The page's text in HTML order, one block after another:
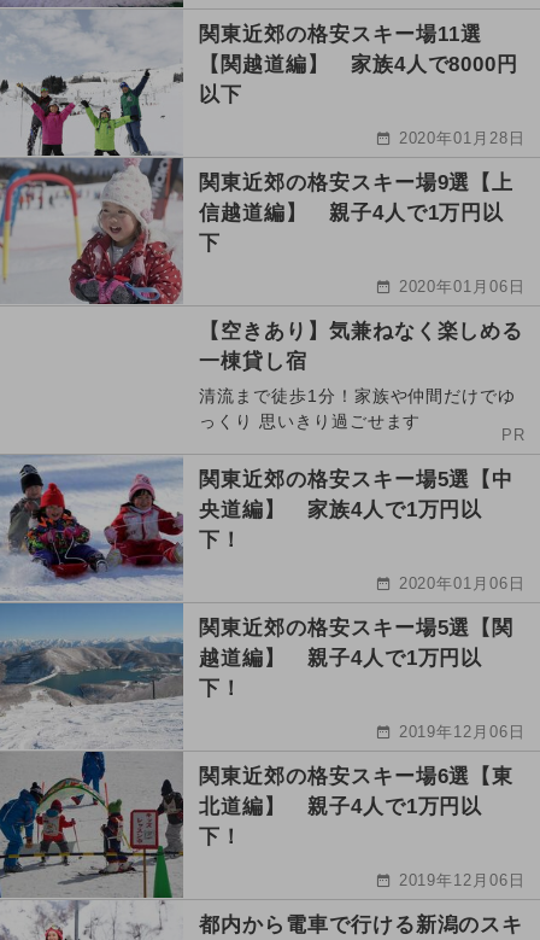
関東近郊の格安スキー場11選
【関越道編】 家族4人で8000円
以下
2020年01月28日
関東近郊の格安スキー場9選【上
信越道編】 親子4人で1万円以
下
2020年01月06日
【空きあり】気兼ねなく楽しめる
一棟貸し宿
清流まで徒歩1分！家族や仲間だけでゆ
っくり 思いきり過ごせます
PR
関東近郊の格安スキー場5選【中
央道編】 家族4人で1万円以
下！
2020年01月06日
関東近郊の格安スキー場5選【関
越道編】 親子4人で1万円以
下！
2019年12月06日
関東近郊の格安スキー場6選【東
北道編】 親子4人で1万円以
下！
2019年12月06日
都内から電車で行ける新潟のスキ